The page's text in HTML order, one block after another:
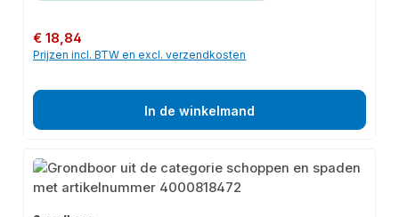
Normale prijs:
€ 18,84
Prijzen incl. BTW en excl. verzendkosten
In de winkelmand